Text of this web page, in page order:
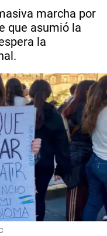
marcha por
que asumió la
la